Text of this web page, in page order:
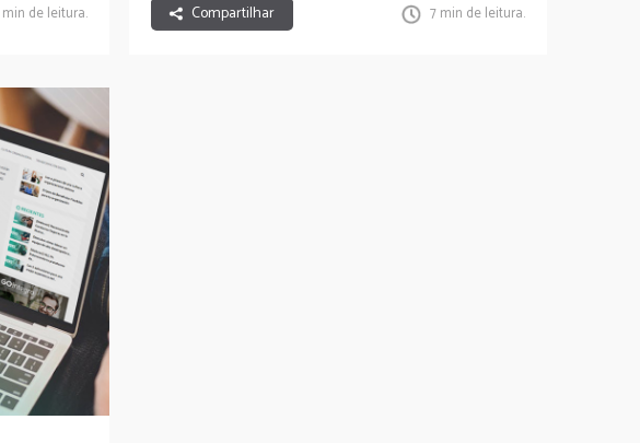
min de leitura. Compartilhar 7 min de leitura.